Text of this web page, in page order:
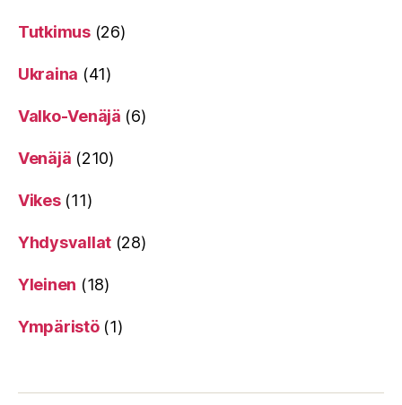
Tutkimus(26)
Ukraina (41)
Valko-Venäjä (6)
Venäjä (210)
Vikes(11)
Yhdysvallat (28)
Yleinen (18)
Ympäristö(1)